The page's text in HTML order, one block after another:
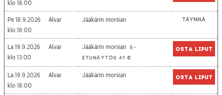
18:00
Pe 18.9.2026
18:00
Alvar Jääkärin morsian Täynnä
La 19.9.2026
13:00
Alvar Jääkärin morsian
S-
etunäytös 41 €
Osta liput
La 19.9.2026
18:00
Alvar Jääkärin morsian Osta liput